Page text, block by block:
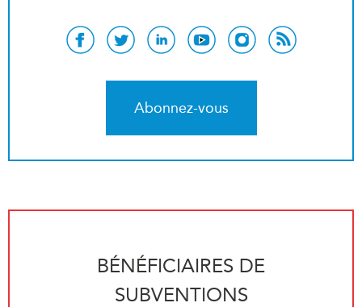
Abonnez-vous
BÉNÉFICIAIRES DE
SUBVENTIONS